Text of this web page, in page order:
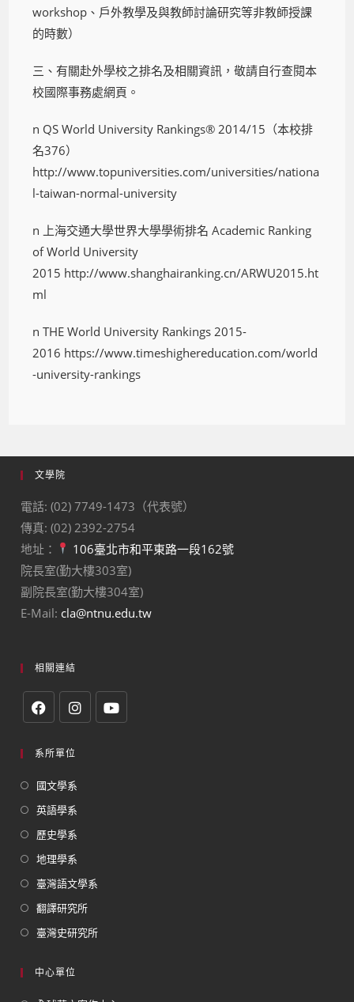
workshop、戶外教學及與教師討論研究等非教師授課
的時數）
三、有關赴外學校之排名及相關資訊，敬請自行查閱本
校國際事務處網頁。
n QS World University Rankings® 2014/15（本校排
名376）
http://www.topuniversities.com/universities/nationa
l-taiwan-normal-university
n 上海交通大學世界大學學術排名 Academic Ranking
of World University
2015 http://www.shanghairanking.cn/ARWU2015.ht
ml
n THE World University Rankings 2015-
2016 https://www.timeshighereducation.com/world
-university-rankings
文學院
電話: (02) 7749-1473（代表號）
傳真: (02) 2392-2754
地址：
106臺北市和平東路一段162號
院長室(勤大樓303室)
副院長室(勤大樓304室)
E-Mail: cla@ntnu.edu.tw
相關連結
系所單位
國文學系
英語學系
歷史學系
地理學系
臺灣語文學系
翻譯研究所
臺灣史研究所
中心單位